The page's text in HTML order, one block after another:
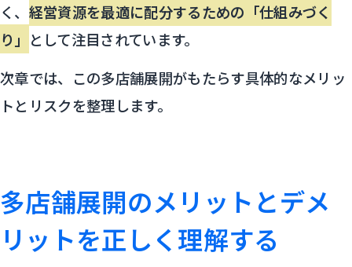
く、 経営資源を最適に配分するための「仕組みづく
り」 として注目されています。
次章では、この多店舗展開がもたらす具体的なメリッ
トとリスクを整理します。
多店舗展開のメリットとデメ
リットを正しく理解する